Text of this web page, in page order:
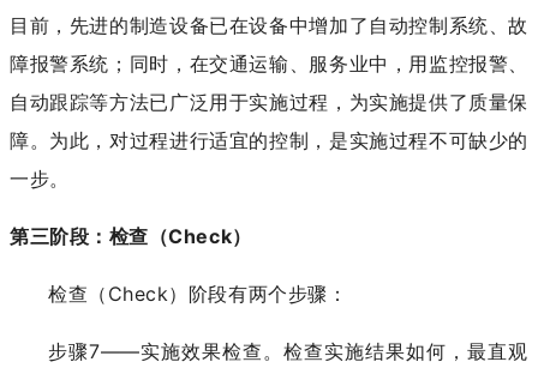
目前，先进的制造设备已在设备中增加了自动控制系统、故
障报警系统；同时，在交通运输、服务业中，用监控报警、
自动跟踪等方法已广泛用于实施过程，为实施提供了质量保
障。为此，对过程进行适宜的控制，是实施过程不可缺少的
一步。
第三阶段：检查（Check）
检查（Check）阶段有两个步骤：
步骤7——实施效果检查。检查实施结果如何，最直观